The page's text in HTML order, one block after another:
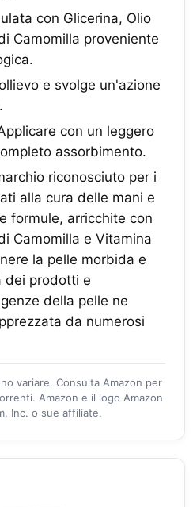
con Glicerina, Olio
Camomilla proveniente
e svolge un'azione
con un leggero
assorbimento.
riconosciuto per i
alla cura delle mani e
formule, arricchite con
Camomilla e Vitamina
la pelle morbida e
dei prodotti e
della pelle ne
da numerosi
variare. Consulta Amazon per
Amazon e il logo Amazon
Inc. o sue affiliate.